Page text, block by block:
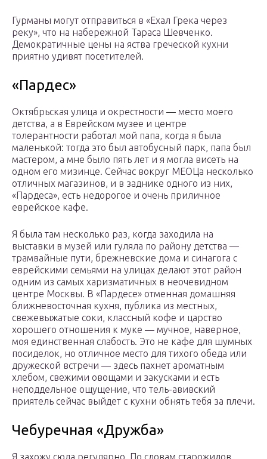
Гурманы могут отправиться в «Ехал Грека через
реку», что на набережной Тараса Шевченко.
Демократичные цены на яства греческой кухни
приятно удивят посетителей.
«Пардес»
Октябрьская улица и окрестности — место моего
детства, а в Еврейском музее и центре
толерантности работал мой папа, когда я была
маленькой: тогда это был автобусный парк, папа был
мастером, а мне было пять лет и я могла висеть на
одном его мизинце. Сейчас вокруг МЕОЦа несколько
отличных магазинов, и в заднике одного из них,
«Пардеса», есть недорогое и очень приличное
еврейское кафе.
Я была там несколько раз, когда заходила на
выставки в музей или гуляла по району детства —
трамвайные пути, брежневские дома и синагога с
еврейскими семьями на улицах делают этот район
одним из самых харизматичных в неочевидном
центре Москвы. В «Пардесе» отменная домашняя
ближневосточная кухня, публика из местных,
свежевыжатые соки, классный кофе и царство
хорошего отношения к муке — мучное, наверное,
моя единственная слабость. Это не кафе для шумных
посиделок, но отличное место для тихого обеда или
дружеской встречи — здесь пахнет ароматным
хлебом, свежими овощами и закусками и есть
неподдельное ощущение, что тель-авивский
приятель сейчас выйдет с кухни обнять тебя за плечи.
Чебуречная «Дружба»
Я захожу сюда регулярно. По словам старожилов,